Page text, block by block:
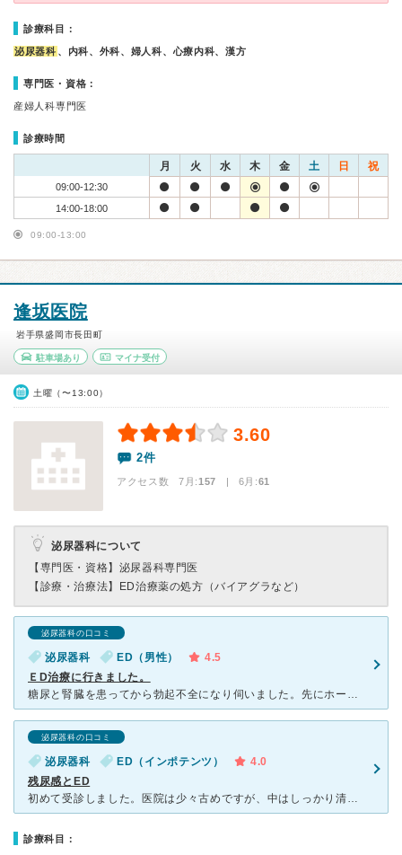
診療科目：
泌尿器科 、内科、外科、婦人科、心療内科、漢方
専門医・資格：
産婦人科専門医
診療時間
月 火 水 木 金 土 日 祝
09:00-12:30
14:00-18:00
09:00-13:00
逢坂医院
岩手県盛岡市長田町
駐車場あり マイナ受付
土曜（〜13:00）
3.60
2件
アクセス数 7月:157 | 6月:61
泌尿器科について
【専門医・資格】 泌尿器科専門医
【診療・治療法】
ED治療薬の処方（バイアグラなど）
泌尿器科の口コミ
泌尿器科 ED（男性）
4.5
ＥD治療に行きました。
糖尿と腎臓を患ってから勃起不全になり伺いました。先にホームページからメールで質問させて頂き不安を取り除いてから伺いました。事前にいつ頃からかなどメールで相談していたので先生も対応がスムーズでした。女性
泌尿器科の口コミ
泌尿器科 ED（インポテンツ）
4.0
残尿感とED
初めて受診しました。医院は少々古めですが、中はしっかり清掃が行き届いており私は全く気になりませんでした。2階建てで、1階は受付や診察室、2階は検査室のようです。 受付には女性の方がいましたが「初
診療科目：